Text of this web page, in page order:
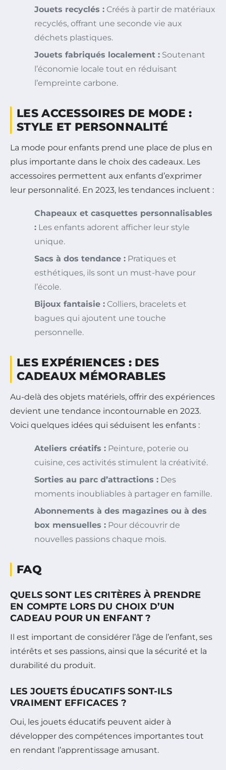
Jouets recyclés : Créés à partir de matériaux
recyclés, offrant une seconde vie aux
déchets plastiques.
Jouets fabriqués localement : Soutenant
l’économie locale tout en réduisant
l’empreinte carbone.
LES ACCESSOIRES DE MODE :
STYLE ET PERSONNALITÉ
La mode pour enfants prend une place de plus en
plus importante dans le choix des cadeaux. Les
accessoires permettent aux enfants d’exprimer
leur personnalité. En 2023, les tendances incluent :
Chapeaux et casquettes personnalisables
: Les enfants adorent afficher leur style
unique.
Sacs à dos tendance : Pratiques et
esthétiques, ils sont un must-have pour
l’école.
Bijoux fantaisie : Colliers, bracelets et
bagues qui ajoutent une touche
personnelle.
LES EXPÉRIENCES : DES
CADEAUX MÉMORABLES
Au-delà des objets matériels, offrir des expériences
devient une tendance incontournable en 2023.
Voici quelques idées qui séduisent les enfants :
Ateliers créatifs : Peinture, poterie ou
cuisine, ces activités stimulent la créativité.
Sorties au parc d’attractions : Des
moments inoubliables à partager en famille.
Abonnements à des magazines ou à des
box mensuelles : Pour découvrir de
nouvelles passions chaque mois.
FAQ
QUELS SONT LES CRITÈRES À PRENDRE
EN COMPTE LORS DU CHOIX D’UN
CADEAU POUR UN ENFANT ?
Il est important de considérer l’âge de l’enfant, ses
intérêts et ses passions, ainsi que la sécurité et la
durabilité du produit.
LES JOUETS ÉDUCATIFS SONT-ILS
VRAIMENT EFFICACES ?
Oui, les jouets éducatifs peuvent aider à
développer des compétences importantes tout
en rendant l’apprentissage amusant.